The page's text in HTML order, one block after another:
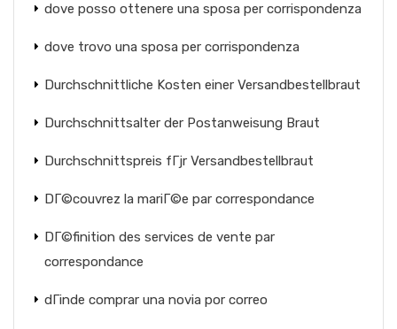
dove posso ottenere una sposa per corrispondenza
dove trovo una sposa per corrispondenza
Durchschnittliche Kosten einer Versandbestellbraut
Durchschnittsalter der Postanweisung Braut
Durchschnittspreis fГјr Versandbestellbraut
DГ©couvrez la mariГ©e par correspondance
DГ©finition des services de vente par
correspondance
dГіnde comprar una novia por correo